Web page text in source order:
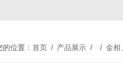
的位置：首页 / 产品展示 / /金相